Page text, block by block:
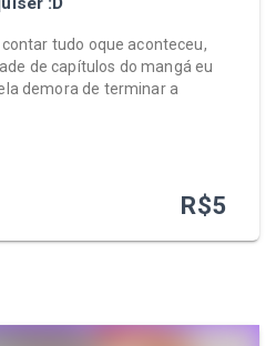
tudo oque aconteceu,
de capítulos do mangá eu
demora de terminar a
R$5